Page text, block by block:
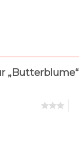
„Butterblume“